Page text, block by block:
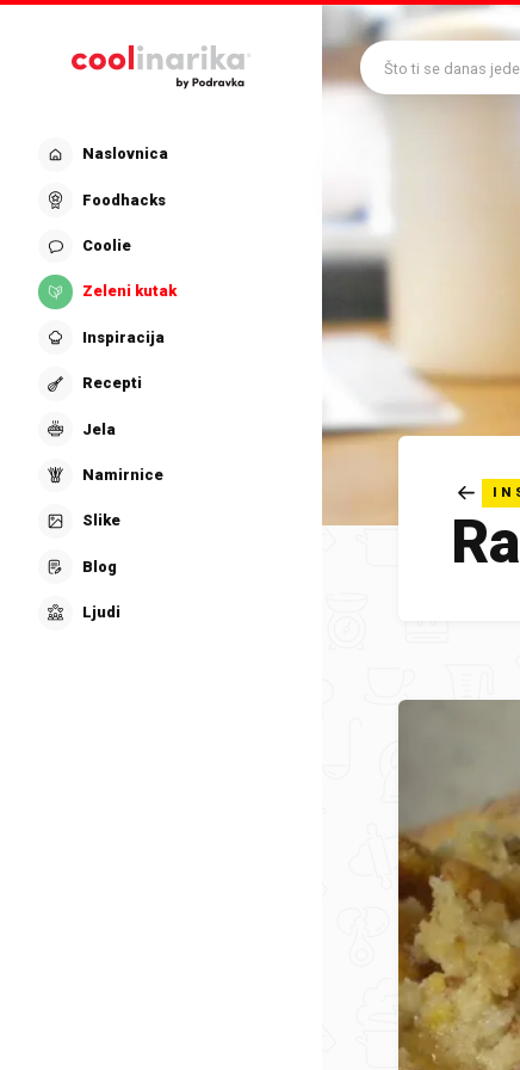
Naslovnica
Foodhacks
Coolie
Zeleni kutak
Inspiracija
Recepti
Jela
Namirnice
Slike
Blog
Ljudi
Što ti se danas